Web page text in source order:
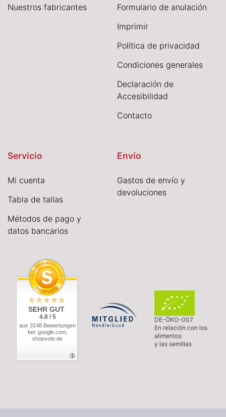
Nuestros fabricantes
Formulario de anulación
Imprimir
Política de privacidad
Condiciones generales
Declaración de
Accesibilidad
Contacto
Servicio
Mi cuenta
Tabla de tallas
Métodos de pago y
datos bancarios
Envío
Gastos de envío y
devoluciones
SEHR GUT
4.8 / 5
aus 3148 Bewertungen
bei: google.com,
shopvote.de
DE-ÖKO-007
En relación con los
alimentos
y las semillas